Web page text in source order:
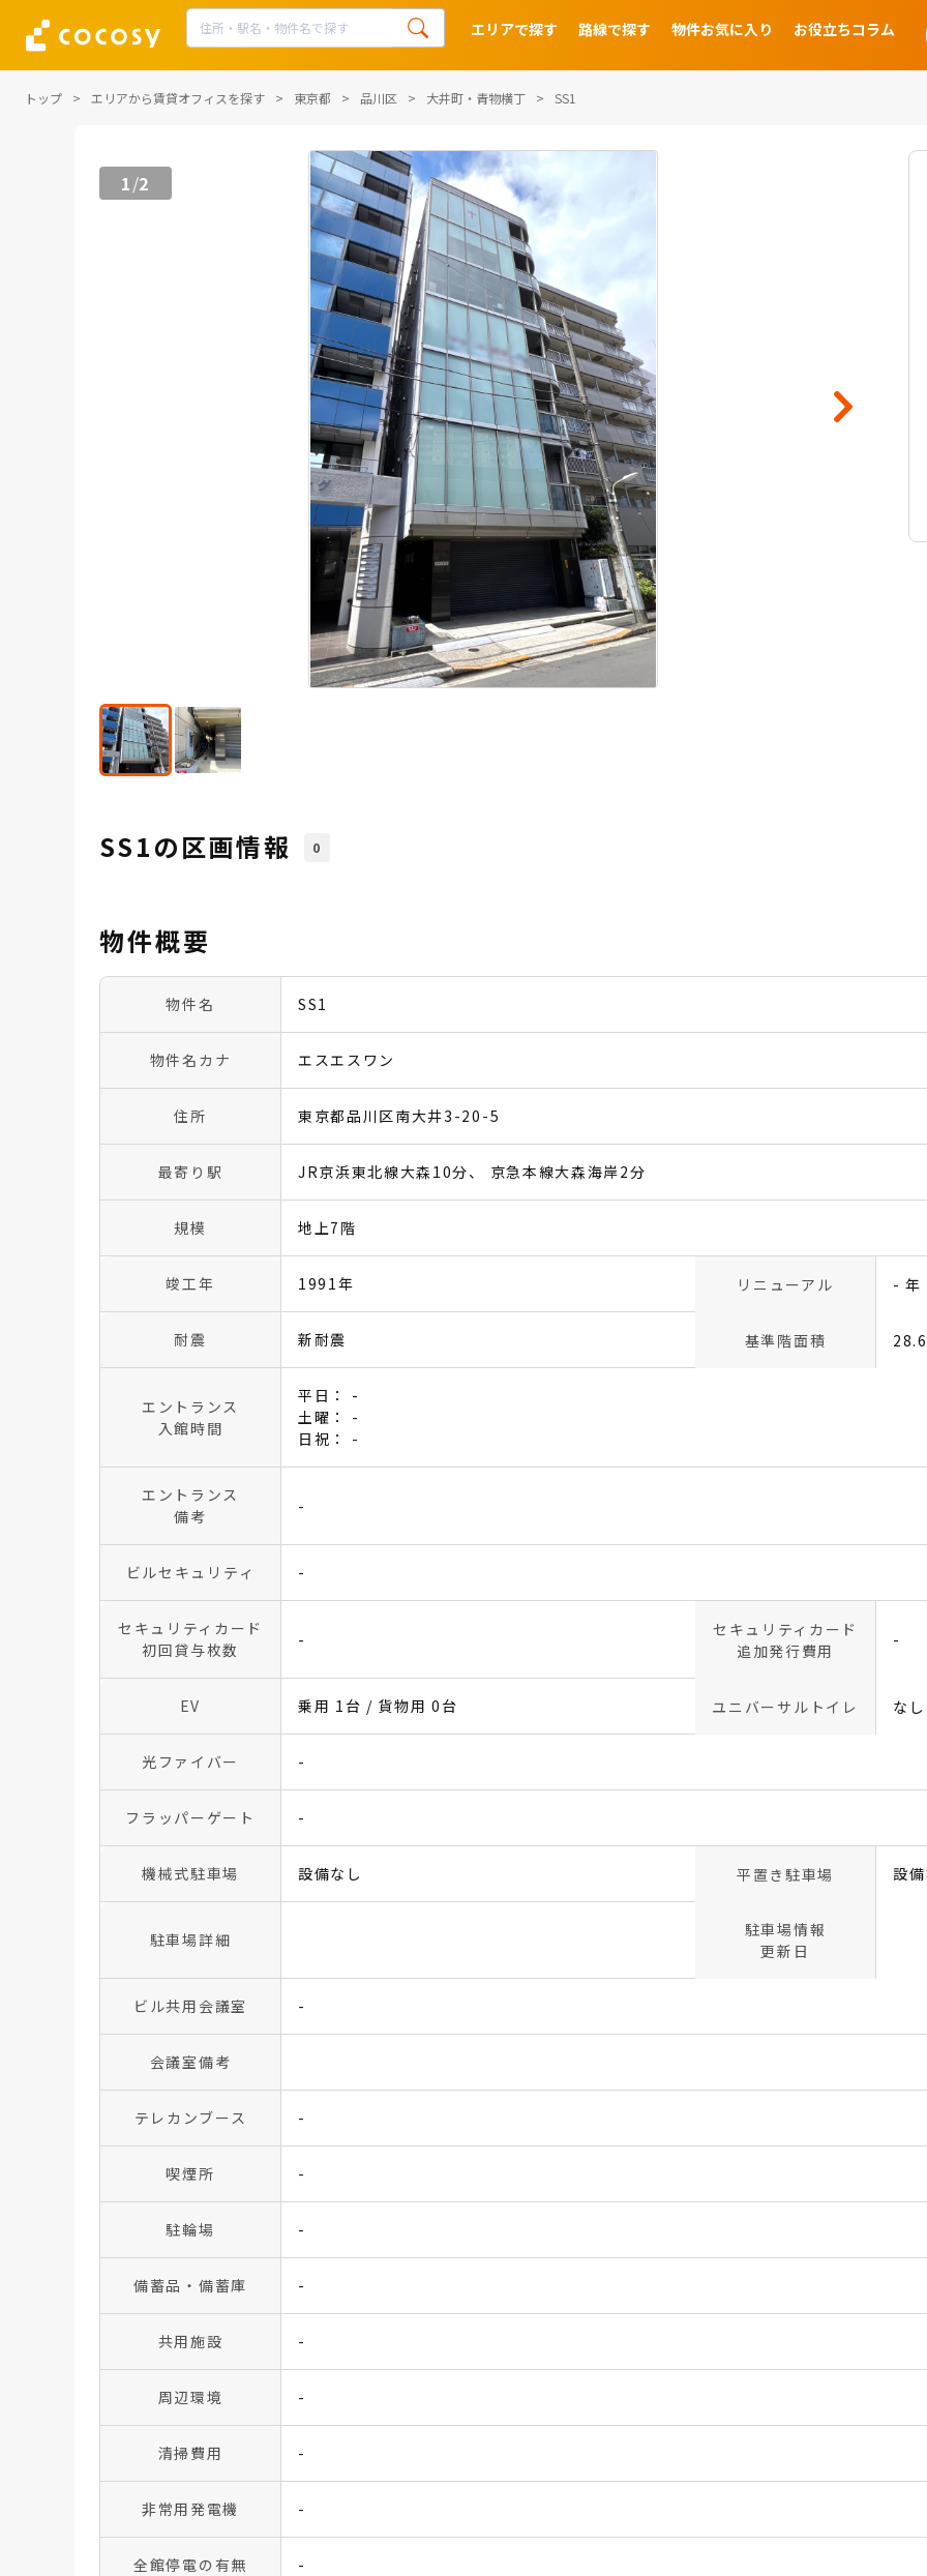
エリアで探す 路線で探す 物件お気に入り お役立ちコラム
トップ エリアから賃貸オフィスを探す 東京都 品川区 大井町・青物横丁 SS1
1/2
SS1の区画情報 0
物件概要
物件名 SS1
物件名カナ エスエスワン
住所 東京都品川区南大井3-20-5
最寄り駅 JR京浜東北線大森10分 京急本線大森海岸2分
規模 地上7階
竣工年 1991年 リニューアル - 年
耐震 新耐震 基準階面積
エントランス
入館時間
平日： -
土曜： -
日祝： -
エントランス
備考
-
ビルセキュリティ -
セキュリティカード
初回貸与枚数
-
セキュリティカード
追加発行費用
-
EV 乗用 1台 / 貨物用 0台 ユニバーサルトイレ なし
光ファイバー -
フラッパーゲート -
機械式駐車場 設備なし 平置き駐車場 設
駐車場詳細
駐車場情報
更新日
ビル共用会議室 -
会議室備考
テレカンブース -
喫煙所 -
駐輪場 -
備蓄品・備蓄庫 -
共用施設 -
周辺環境 -
清掃費用 -
非常用発電機 -
全館停電の有無 -